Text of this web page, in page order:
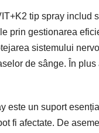
tip spray includ
prin gestionarea
sistemului
de sânge. În
este un suport
fi afectate. De